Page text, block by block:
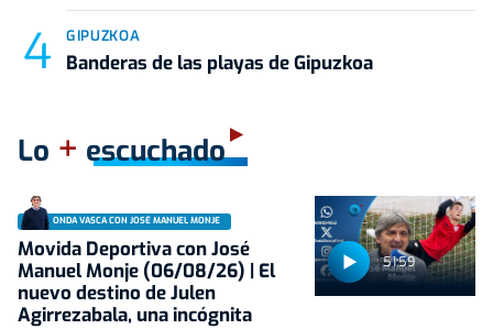
GIPUZKOA
Banderas de las playas de Gipuzkoa
Lo + escuchado
51:59
ONDA VASCA CON JOSÉ MANUEL MONJE
Movida Deportiva con José
Manuel Monje (06/08/26) | El
nuevo destino de Julen
Agirrezabala, una incógnita